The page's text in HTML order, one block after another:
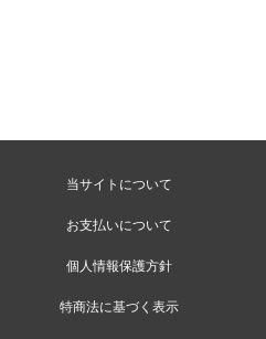
当サイトについて
お支払いについて
個人情報保護方針
特商法に基づく表示